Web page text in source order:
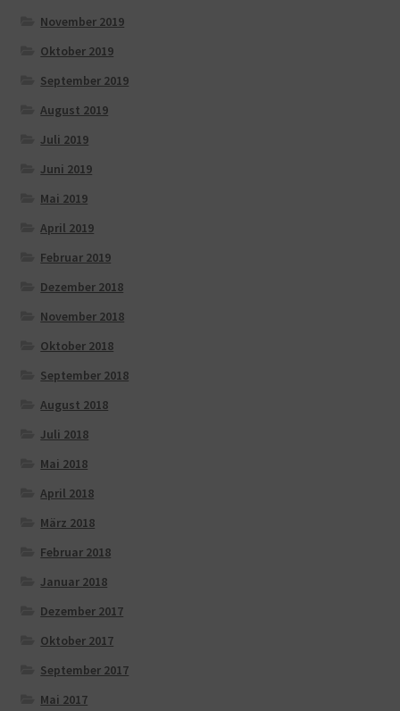
November 2019
Oktober 2019
September 2019
August 2019
Juli 2019
Juni 2019
Mai 2019
April 2019
Februar 2019
Dezember 2018
November 2018
Oktober 2018
September 2018
August 2018
Juli 2018
Mai 2018
April 2018
März 2018
Februar 2018
Januar 2018
Dezember 2017
Oktober 2017
September 2017
Mai 2017